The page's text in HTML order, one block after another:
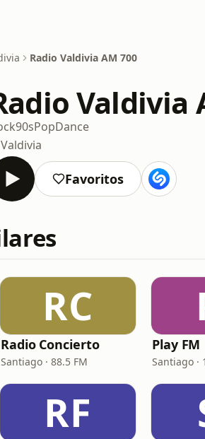
Radio Valdivia AM 700
Valdivia
90sPopDance
Valdivia
Favoritos
RC
Radio Concierto
Santiago · 88.5 FM
Play FM
Santiago ·
RF